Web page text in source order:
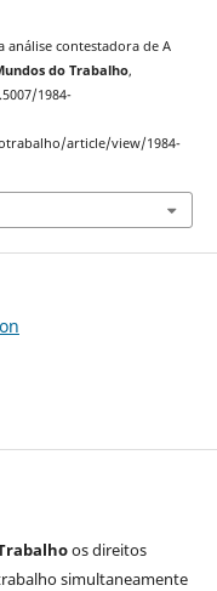
análise contestadora de A
do Trabalho,
1984-
article/view/1984-
os direitos
simultaneamente